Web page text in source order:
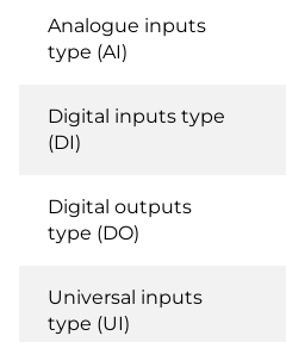
Analogue inputs
type (AI)
Digital inputs type
(DI)
Digital outputs
type (DO)
Universal inputs
type (UI)